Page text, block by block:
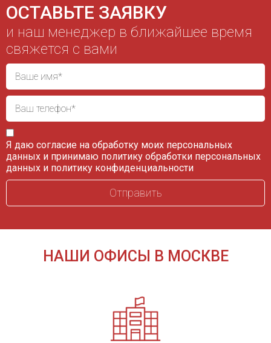
ОСТАВЬТЕ ЗАЯВКУ
и наш менеджер в ближайшее время
свяжется с вами
Я даю согласие на обработку моих персональных
данных и принимаю политику обработки персональных
данных и политику конфиденциальности
НАШИ ОФИСЫ В МОСКВЕ